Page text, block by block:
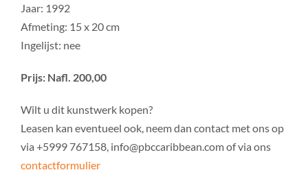
Jaar: 1992
Afmeting: 15 x 20 cm
Ingelijst: nee
Prijs: Nafl. 200,00
Wilt u dit kunstwerk kopen?
Leasen kan eventueel ook, neem dan contact met ons op
via +5999 767158, info@pbccaribbean.com of via ons
contactformulier